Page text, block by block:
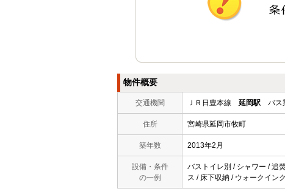
物件概要
交通機関 ＪＲ日豊本線 延岡駅 バス
住所 宮崎県延岡市牧町
築年数 2013年2月
設備・条件
の一例
バストイレ別 / シャワー / 追
ス / 床下収納 / ウォークイン